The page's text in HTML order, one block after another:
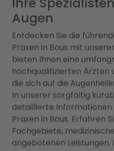
Augen
Entdecken Sie die
Praxen in Bous mit
bieten Ihnen eine
hochqualifizierten Ärzten
die sich auf die
In unserer sorgfältig
detaillierte Informationen
Praxen in Bous. Erfahren
Fachgebiete,
angebotenen Leistungen.